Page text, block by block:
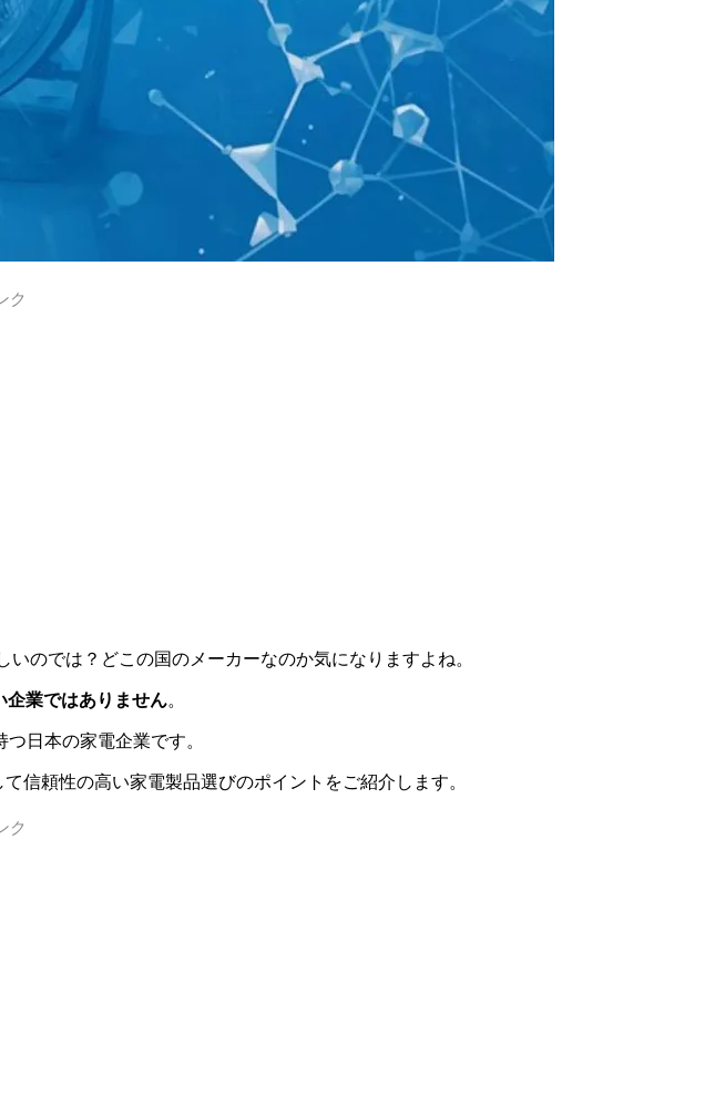
ク
のでは？どこの国のメーカーなのか気になりますよね。
企業ではありません。
日本の家電企業です。
信頼性の高い家電製品選びのポイントをご紹介します。
ク